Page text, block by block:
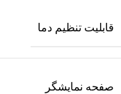
قابلیت تنظیم دما
صفحه نمایشگر